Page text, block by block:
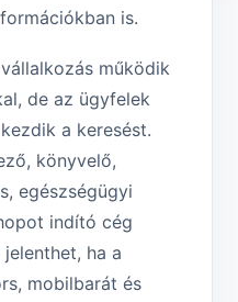
is.
működik
de az ügyfelek
a keresést.
könyvelő,
egészségügyi
indító cég
ha a
mobilbarát és